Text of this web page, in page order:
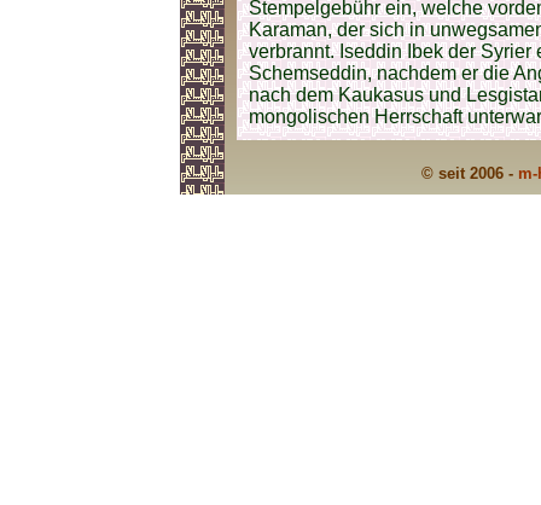
Stempelgebühr ein, welche
Karaman, der sich in
verbrannt. Iseddin Ibek der
Schemseddin, nachdem er die
nach dem Kaukasus und
mongolischen Herrschaft
© seit 2006 -